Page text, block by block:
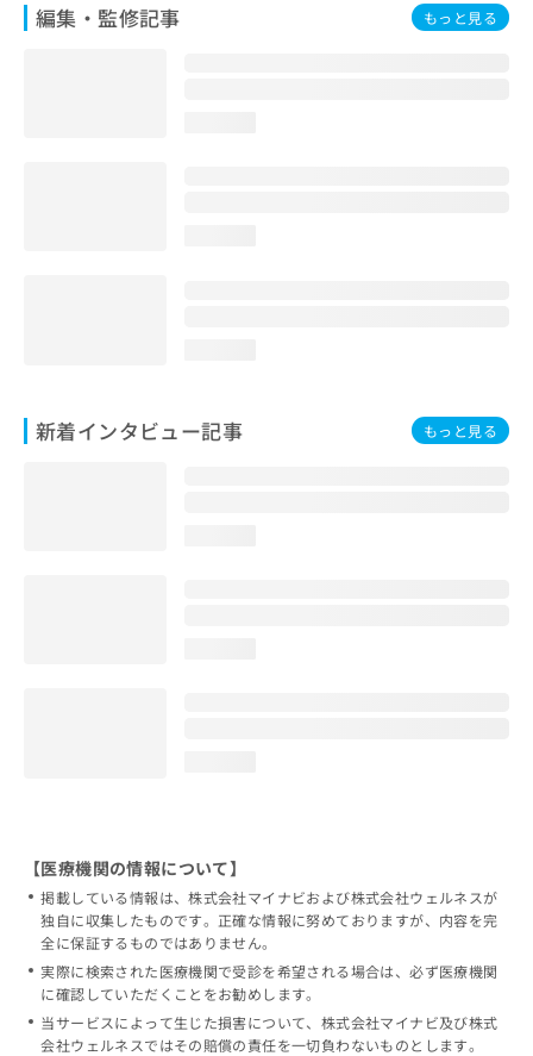
編集・監修記事 もっと見る
新着インタビュー記事 もっと見る
【医療機関の情報について】
掲載している情報は、株式会社マイナビおよび株式会社ウェルネスが
独自に収集したものです。正確な情報に努めておりますが、内容を完
全に保証するものではありません。
実際に検索された医療機関で受診を希望される場合は、必ず医療機関
に確認していただくことをお勧めします。
当サービスによって生じた損害について、株式会社マイナビ及び株式
会社ウェルネスではその賠償の責任を一切負わないものとします。